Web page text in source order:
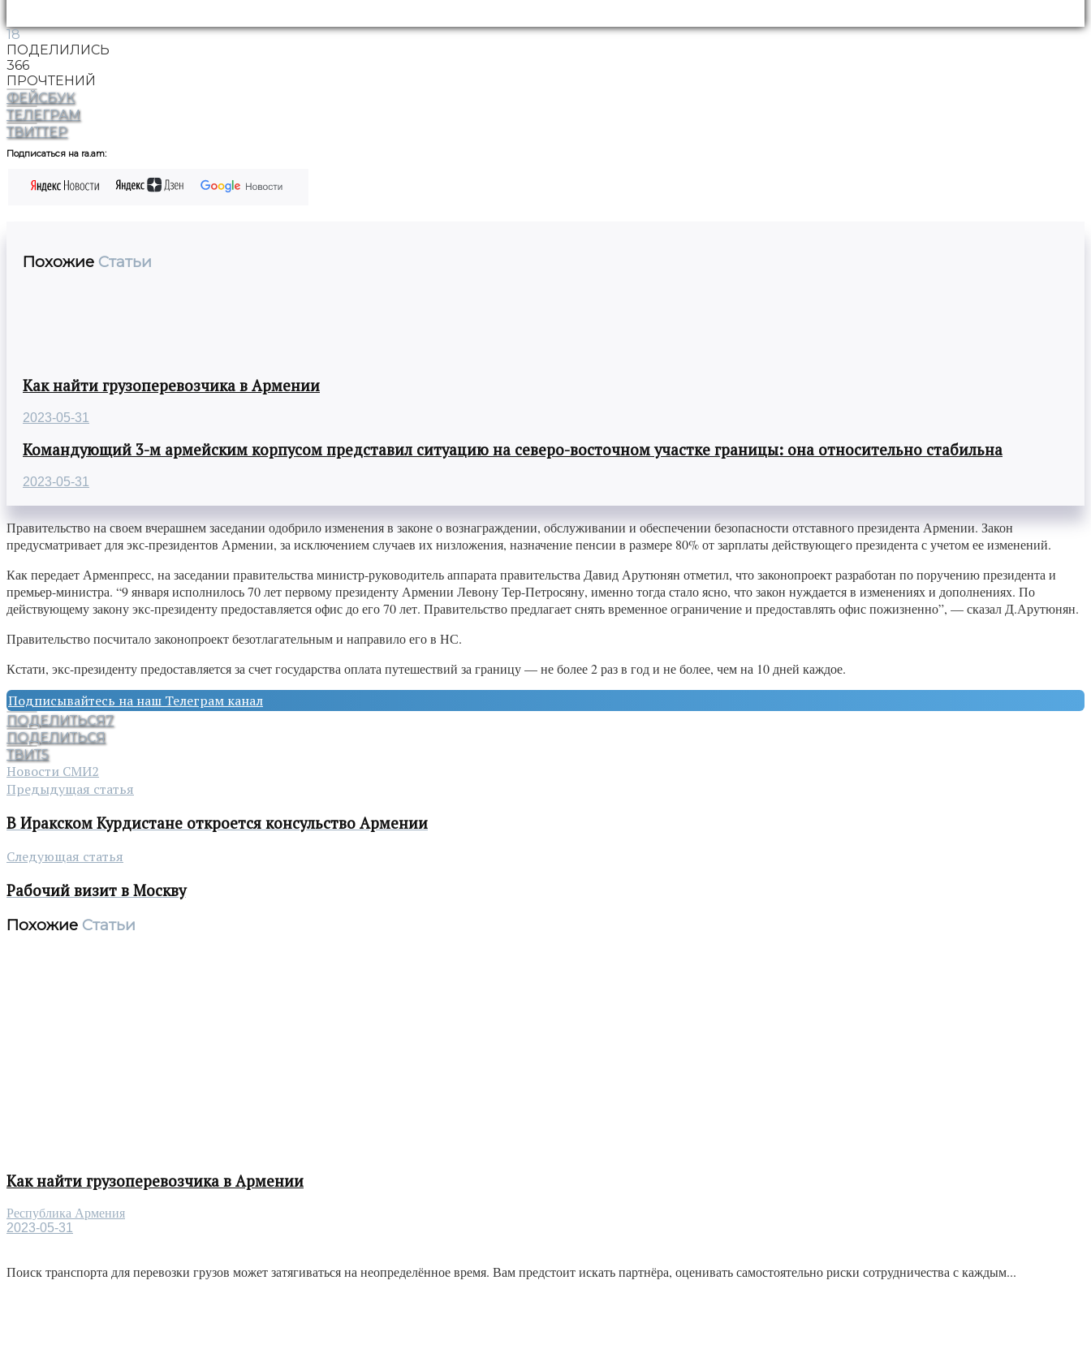
18
ПОДЕЛИЛИСЬ
366
ПРОЧТЕНИЙ
ФЕЙСБУК
ТЕЛЕГРАМ
ТВИТТЕР
Подписаться на ra.am:
Похожие Статьи
Как найти грузоперевозчика в Армении
2023-05-31
Командующий 3-м армейским корпусом представил ситуацию на северо-восточном участке границы: она относительно стабильна
2023-05-31
Правительство на своем вчерашнем заседании одобрило изменения в законе о вознаграждении, обслуживании и обеспечении безопасности отставного президента Армении. Закон
предусматривает для экс-президентов Армении, за исключением случаев их низложения, назначение пенсии в размере 80% от зарплаты действующего президента с учетом ее изменений.
Как передает Арменпресс, на заседании правительства министр-руководитель аппарата правительства Давид Арутюнян отметил, что законопроект разработан по поручению президента и
премьер-министра. “9 января исполнилось 70 лет первому президенту Армении Левону Тер-Петросяну, именно тогда стало ясно, что закон нуждается в изменениях и дополнениях. По
действующему закону экс-президенту предоставляется офис до его 70 лет. Правительство предлагает снять временное ограничение и предоставлять офис пожизненно”, — сказал Д.Арутюнян.
Правительство посчитало законопроект безотлагательным и направило его в НС.
Кстати, экс-президенту предоставляется за счет государства оплата путешествий за границу — не более 2 раз в год и не более, чем на 10 дней каждое.
Подписывайтесь на наш Телеграм канал
ПОДЕЛИТЬСЯ7
ПОДЕЛИТЬСЯ
ТВИТ5
Новости СМИ2
Предыдущая статья
В Иракском Курдистане откроется консульство Армении
Следующая статья
Рабочий визит в Москву
Похожие Статьи
Как найти грузоперевозчика в Армении
Республика Армения
2023-05-31
Поиск транспорта для перевозки грузов может затягиваться на неопределённое время. Вам предстоит искать партнёра, оценивать самостоятельно риски сотрудничества с каждым...